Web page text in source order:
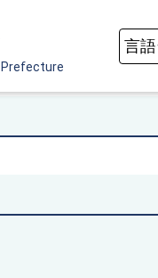
Prefecture